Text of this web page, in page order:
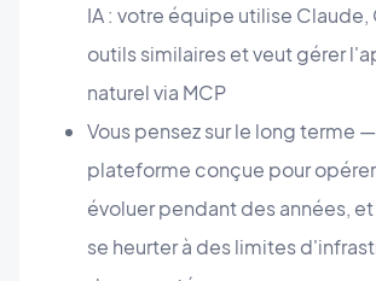
IA : votre équipe utilise Claude,
outils similaires et veut gérer
naturel via MCP
Vous pensez sur le long terme
plateforme conçue pour
évoluer pendant des années,
se heurter à des limites